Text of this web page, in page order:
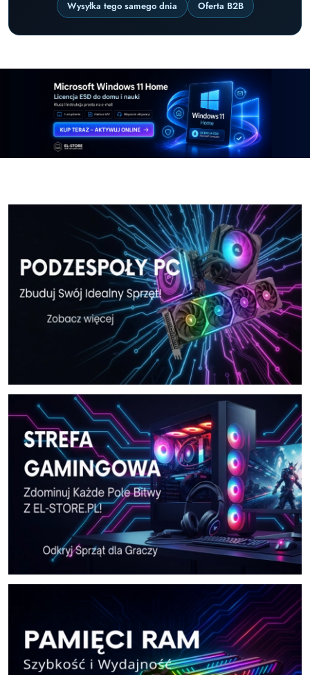
Wysyłka tego samego dnia
Oferta B2B
Pomiń karuzelę promocyjną